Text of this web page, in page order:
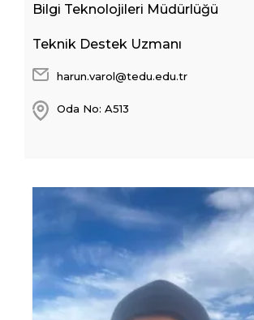
Bilgi Teknolojileri Müdürlüğü
Teknik Destek Uzmanı
harun.varol@tedu.edu.tr
Oda No: A513